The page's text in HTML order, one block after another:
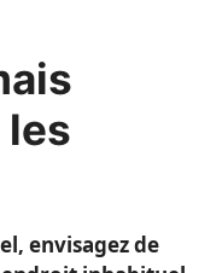
envisagez de